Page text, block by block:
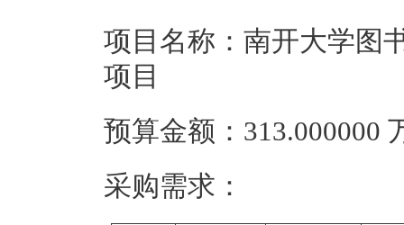
项目名称：南开大学图
项目
预算金额：313.000000
采购需求：